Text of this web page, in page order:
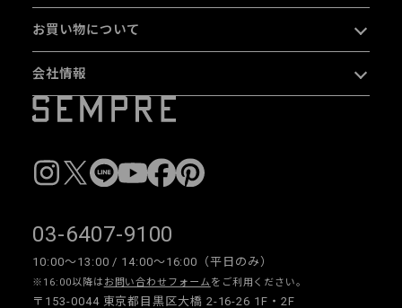
お買い物について
会社情報
03-6407-9100
10:00〜13:00 / 14:00〜16:00（平日のみ）
※16:00以降は お問い合わせフォーム をご利用ください。
〒153-0044 東京都目黒区大橋 2-16-26 1F・2F